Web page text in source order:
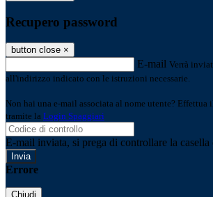
Recupero password
button close ×
E-mail Verrà
all'indirizzo indicato con le istruzioni necessarie.
Non hai una e-mail associata al nome utente? Effettua
tramite la Login Spaggiari
E-mail inviata, si prega di controllare la casella
Errore
Chiudi